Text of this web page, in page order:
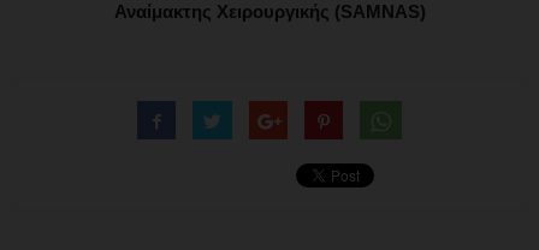
Αναίμακτης Χειρουργικής (SAMNAS)